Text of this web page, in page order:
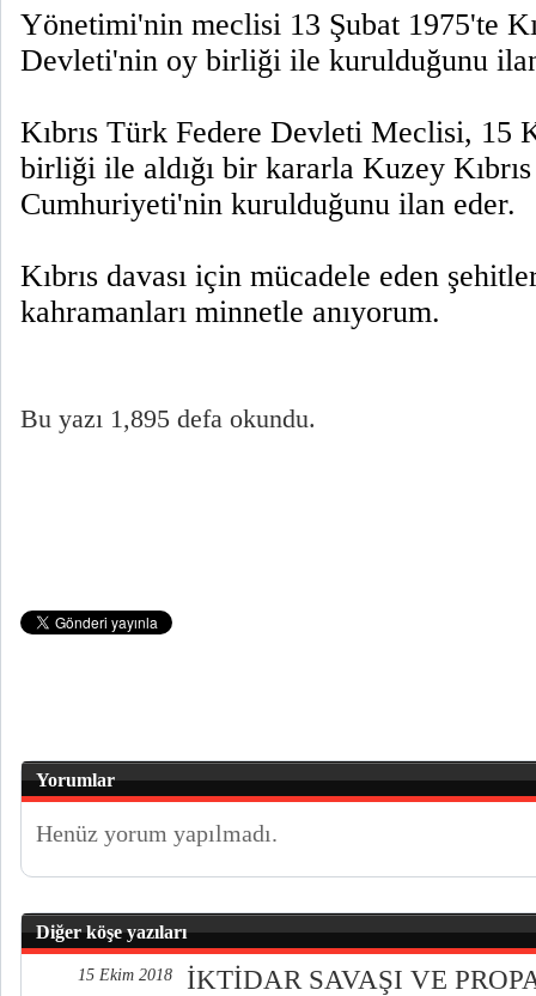
Yönetimi'nin meclisi 13 Şubat 1975'te
Devleti'nin oy birliği ile kurulduğunu
Kıbrıs Türk Federe Devleti Meclisi, 15
birliği ile aldığı bir kararla Kuzey
Cumhuriyeti'nin kurulduğunu ilan eder.
Kıbrıs davası için mücadele eden
kahramanları minnetle anıyorum.
Bu yazı 1,895 defa okundu.
Yorumlar
Henüz yorum yapılmadı.
Diğer köşe yazıları
15 Ekim 2018 İKTİDAR SAVAŞI VE